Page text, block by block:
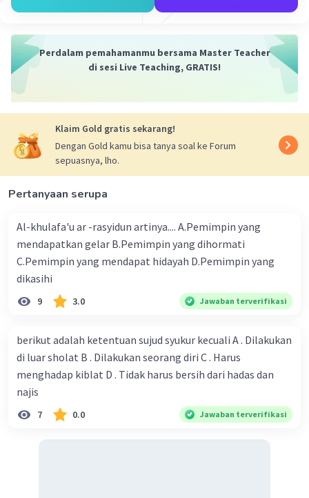
Beri Rating·0.0( 0) Balas
Iklan
Perdalam pemahamanmu bersama Master Teacher
di sesi Live Teaching, GRATIS!
Klaim Gold gratis sekarang!
Dengan Gold kamu bisa tanya soal ke Forum
sepuasnya, lho.
Pertanyaan serupa
Al-khulafa'u ar -rasyidun artinya.... A.Pemimpin yang
mendapatkan gelar B.Pemimpin yang dihormati
C.Pemimpin yang mendapat hidayah D.Pemimpin yang
dikasihi
9 3.0 Jawaban terverifikasi
berikut adalah ketentuan sujud syukur kecuali A . Dilakukan
di luar sholat B . Dilakukan seorang diri C . Harus
menghadap kiblat D . Tidak harus bersih dari hadas dan
najis
7 0.0 Jawaban terverifikasi